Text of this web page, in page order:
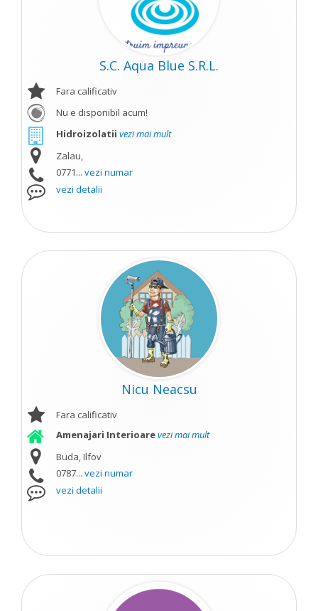
S.C. Aqua Blue S.R.L.
Fara calificativ
Nu e disponibil acum!
Hidroizolatii vezi mai mult
Zalau,
0771... vezi numar
vezi detalii
Nicu Neacsu
Fara calificativ
Amenajari Interioarevezi mai mult
Buda, Ilfov
0787... vezi numar
vezi detalii